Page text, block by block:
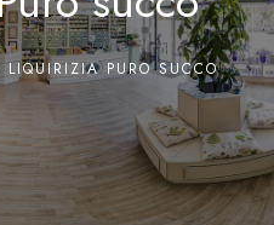
LIQUIRIZIA PURO SUCCO